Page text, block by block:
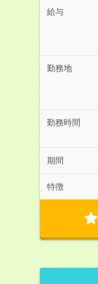
給与
勤務地
勤務時間
期間
特徴